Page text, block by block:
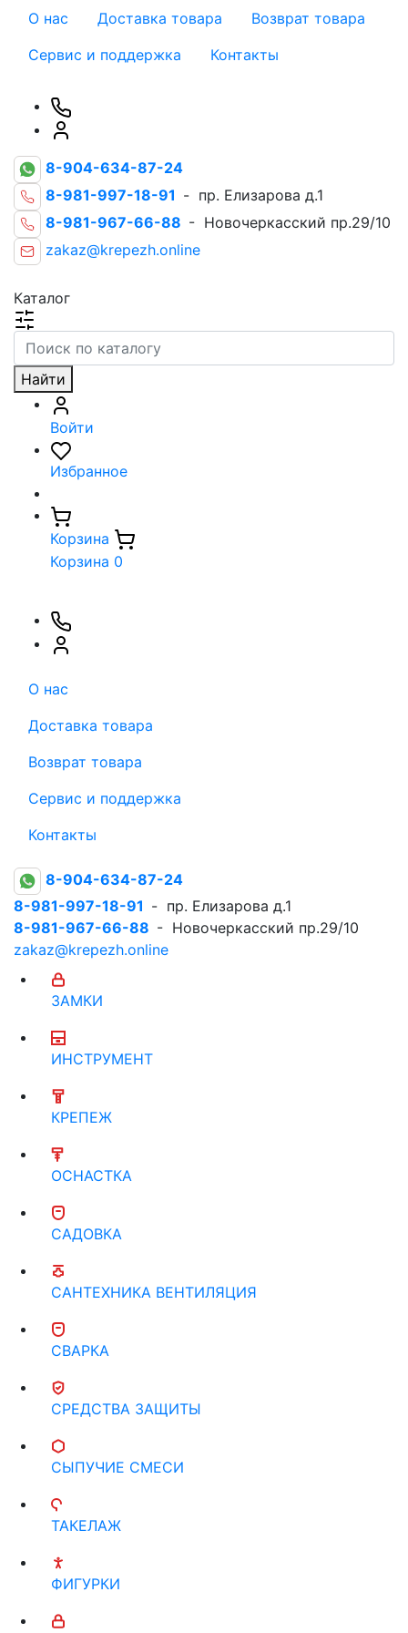
О нас Доставка товара
Возврат товара
Сервис и поддержка
Контакты
8-904-634-87-24
8-981-997-18-91 - пр. Елизарова д.1
8-981-967-66-88 - Новочеркасский пр.29/10
zakaz@krepezh.online
Каталог
Найти
Войти
Избранное
Корзина
Корзина 0
О нас
Доставка товара
Возврат товара
Сервис и поддержка
Контакты
8-904-634-87-24
8-981-997-18-91 - пр. Елизарова д.1
8-981-967-66-88 - Новочеркасский пр.29/10
zakaz@krepezh.online
ЗАМКИ
ИНСТРУМЕНТ
КРЕПЕЖ
ОСНАСТКА
САДОВКА
САНТЕХНИКА ВЕНТИЛЯЦИЯ
СВАРКА
СРЕДСТВА ЗАЩИТЫ
СЫПУЧИЕ СМЕСИ
ТАКЕЛАЖ
ФИГУРКИ